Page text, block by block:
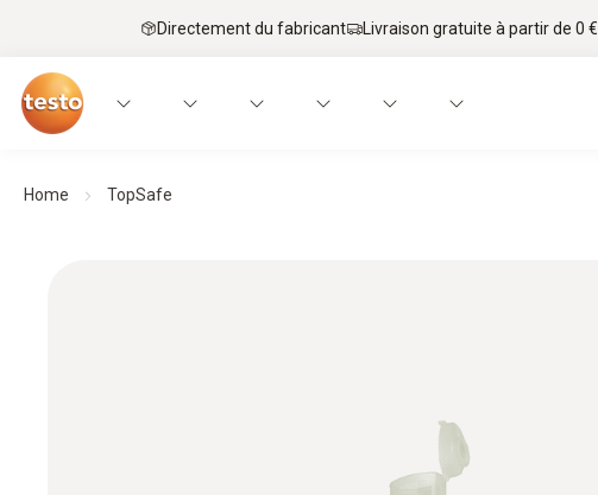
Directement du fabricant Livraison gratuite à partir de 0 €
Home TopSafe